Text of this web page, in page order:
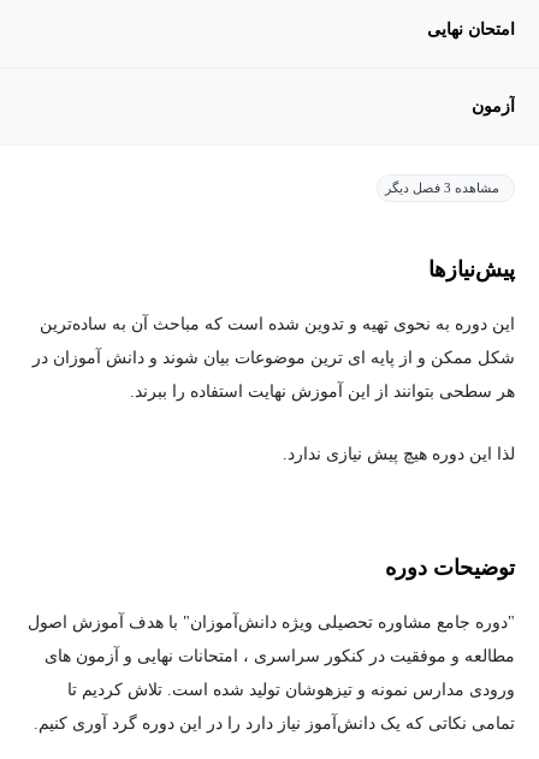
امتحان نهایی
آزمون
مشاهده 3 فصل دیگر
پیش‌نیاز‌ها
این دوره به نحوی تهیه و تدوین شده است که مباحث آن به ساده‌ترین
شکل ممکن و از پایه ای ترین موضوعات بیان شوند و دانش آموزان در
هر سطحی بتوانند از این آموزش نهایت استفاده را ببرند.
لذا این دوره هیچ پیش نیازی ندارد.
توضیحات دوره
"دوره جامع مشاوره تحصیلی ویژه دانش‌آموزان" با هدف آموزش اصول
مطالعه و موفقیت در کنکور سراسری ، امتحانات نهایی و آزمون های
ورودی مدارس نمونه و تیزهوشان تولید شده است. تلاش کردیم تا
تمامی نکاتی که یک دانش‌آموز نیاز دارد را در این دوره گرد آوری کنیم.